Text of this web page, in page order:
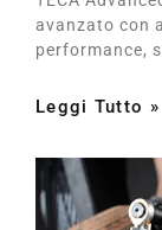
avanzato con
performance,
Leggi Tutto »